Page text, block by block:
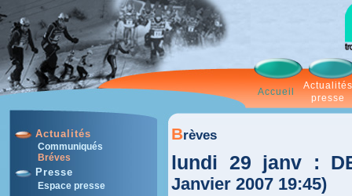
Accueil
Actualités
presse
Actualités
Communiqués
Bréves
Presse
Espace presse
Brèves
lundi 29 janv :
Janvier 2007 19:45)